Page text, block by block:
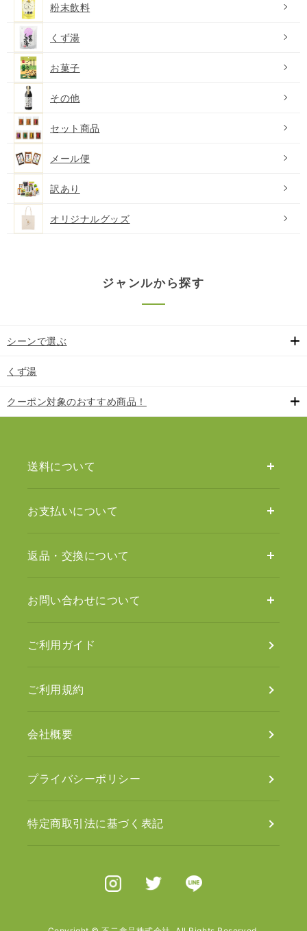
粉末飲料
くず湯
お菓子
その他
セット商品
メール便
訳あり
オリジナルグッズ
ジャンルから探す
シーンで選ぶ
くず湯
クーポン対象のおすすめ商品！
送料について
お支払いについて
返品・交換について
お問い合わせについて
ご利用ガイド
ご利用規約
会社概要
プライバシーポリシー
特定商取引法に基づく表記
Instagram